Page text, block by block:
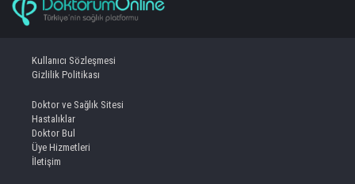
Kullanıcı Sözleşmesi
Gizlilik Politikası
Doktor ve Sağlık Sitesi
Hastalıklar
Doktor Bul
Üye Hizmetleri
İletişim